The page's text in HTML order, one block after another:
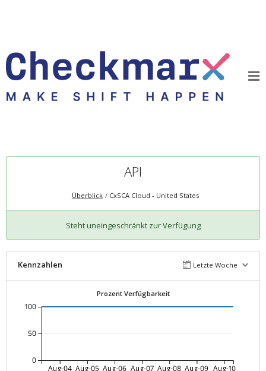
API
Überblick CxSCA Cloud - United States
Steht uneingeschränkt zur Verfügung
Kennzahlen Letzte Woche
Prozent Verfügbarkeit
Aug-04 Aug-05 Aug-06 Aug-07 Aug-08 Aug-09 Aug-10
0
50
100